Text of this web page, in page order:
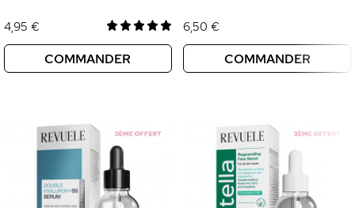
4,95 €
COMMANDER
6,50 €
COMMANDER